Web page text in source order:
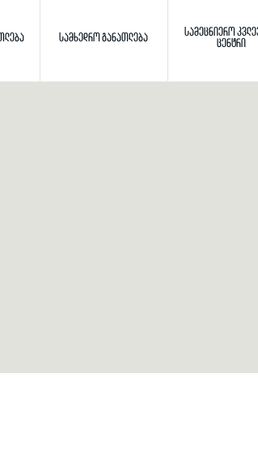
ძიება
Toggle search
ᲡᲐᲛᲮᲔᲓᲠᲝ ᲒᲐᲜᲐᲗᲚᲔᲑᲐ
ᲡᲐᲛᲔᲪᲜᲘᲔᲠᲝ
ᲪᲔᲜᲢᲠᲘ